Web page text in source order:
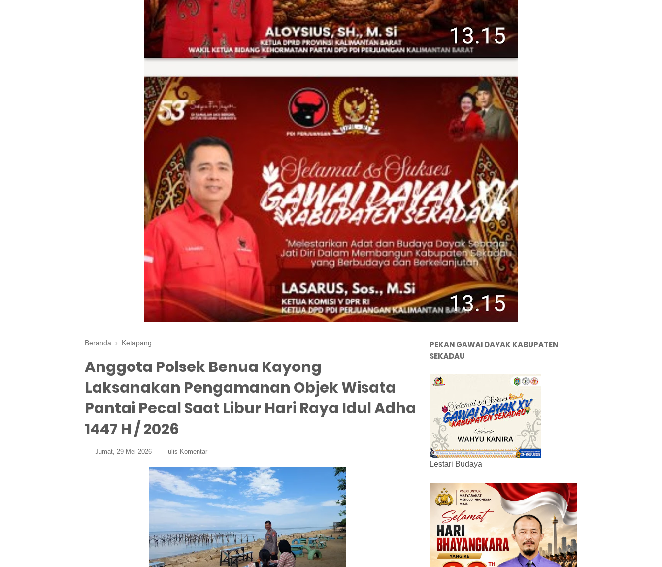
Beranda › Ketapang
Anggota Polsek Benua Kayong
Laksanakan Pengamanan Objek Wisata
Pantai Pecal Saat Libur Hari Raya Idul Adha
1447 H / 2026
Jumat, 29 Mei 2026 Tulis Komentar
PEKAN GAWAI DAYAK KABUPATEN
SEKADAU
Lestari Budaya